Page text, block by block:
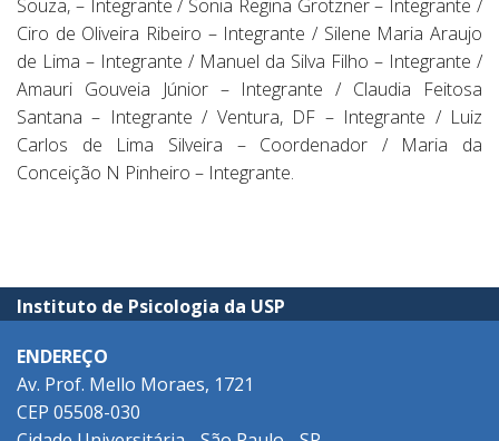
Souza, – Integrante / Sonia Regina Grotzner – Integrante /
Ciro de Oliveira Ribeiro – Integrante / Silene Maria Araujo
de Lima – Integrante / Manuel da Silva Filho – Integrante /
Amauri Gouveia Júnior – Integrante / Claudia Feitosa
Santana – Integrante / Ventura, DF – Integrante / Luiz
Carlos de Lima Silveira – Coordenador / Maria da
Conceição N Pinheiro – Integrante.
Instituto de Psicologia da USP
ENDEREÇO
Av. Prof. Mello Moraes, 1721
CEP 05508-030